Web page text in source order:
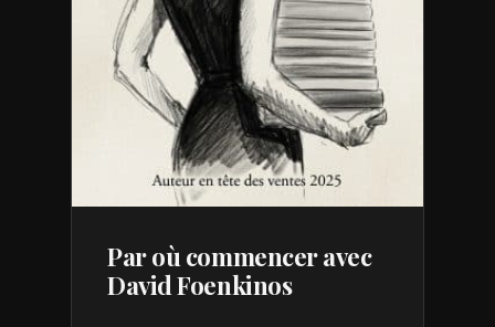
Par où commencer avec
David Foenkinos